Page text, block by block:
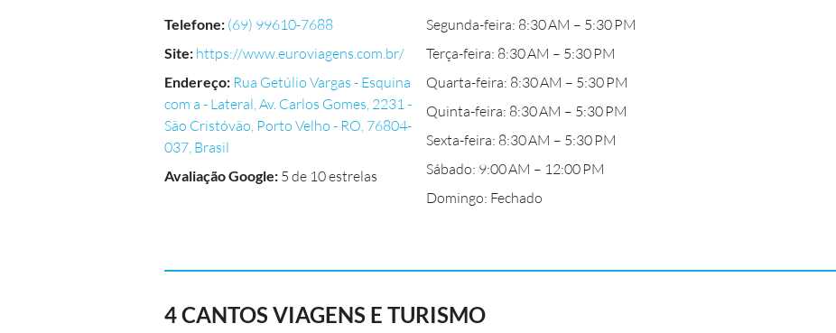
Telefone: (69) 99610-7688
Site: https://www.euroviagens.com.br/
Endereço: Rua Getúlio Vargas - Esquina
com a - Lateral, Av. Carlos Gomes, 2231 -
São Cristóvão, Porto Velho - RO, 76804-
037, Brasil
Avaliação Google: 5 de 10 estrelas
Segunda-feira: 8:30 AM – 5:30 PM
Terça-feira: 8:30 AM – 5:30 PM
Quarta-feira: 8:30 AM – 5:30 PM
Quinta-feira: 8:30 AM – 5:30 PM
Sexta-feira: 8:30 AM – 5:30 PM
Sábado: 9:00 AM – 12:00 PM
Domingo: Fechado
4 CANTOS VIAGENS E TURISMO